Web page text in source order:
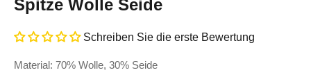
Spitze Wolle Seide
Schreiben Sie die erste Bewertung
Material: 70% Wolle, 30% Seide